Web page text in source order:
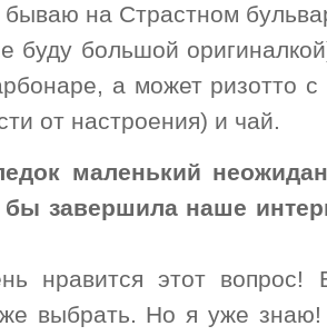
бываю на Страстном
буду большой
а может ризотто с
от настроения) и чай.
маленький
завершила наше
нравится этот вопрос!
выбрать. Но я уже